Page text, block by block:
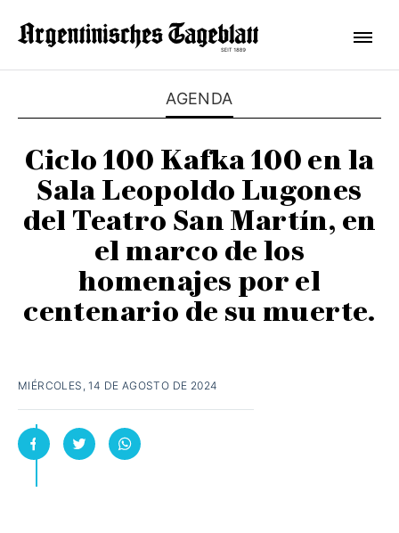
AGENDA
Ciclo 100 Kafka 100 en la
Sala Leopoldo Lugones
del Teatro San Martín, en
el marco de los
homenajes por el
centenario de su muerte.
MIÉRCOLES, 14 DE AGOSTO DE 2024